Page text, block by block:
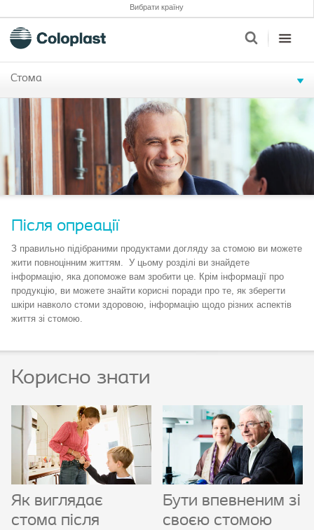
Вибрати країну
Стома
Після опреації
З правильно підібраними продуктами догляду за стомою ви можете
жити повноцінним життям. У цьому розділі ви знайдете
інформацію, яка допоможе вам зробити це. Крім інформації про
продукцію, ви можете знайти корисні поради про те, як зберегти
шкіри навколо стоми здоровою, інформацію щодо різних аспектів
життя зі стомою.
Корисно знати
Як виглядає
стома після
Бути впевненим зі
своєю стомою